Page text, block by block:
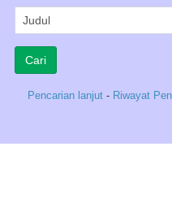
Pencarian lanjut - Riwayat